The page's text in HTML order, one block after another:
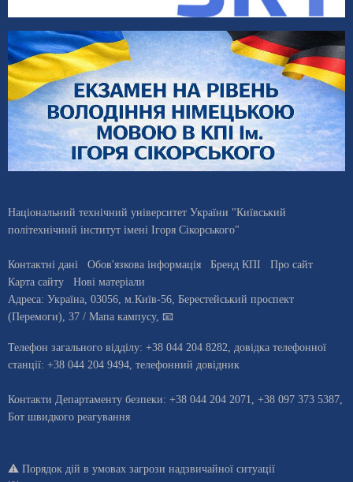
Національний технічний університет України "Київський
політехнічний інститут імені Ігоря Сікорського"
Контактні дані Обов'язкова інформація Бренд КПІ
Про сайт
Карта сайту
Нові матеріали
Адреса: Україна 03056 , м. Київ-56, Берестейський проспект
(Перемоги), 37 / Мапа кампусу, 📧
Телефон загального відділу: +38 044 204 8282 , довiдка телефонної
станцiї: +38 044 204 9494 телефонний довідник
Контакти Департаменту безпеки: +38 044 204 2071, +38 097 373 5387,
Бот швидкого реагування
⚠️ Порядок дій в умовах загрози надзвичайної ситуації